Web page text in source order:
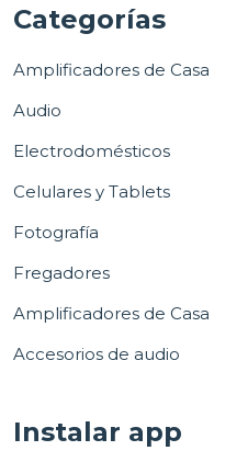
Categorías
Amplificadores de Casa
Audio
Electrodomésticos
Celulares y Tablets
Fotografía
Fregadores
Amplificadores de Casa
Accesorios de audio
Instalar app